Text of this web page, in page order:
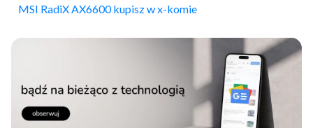
MSI RadiX AX6600 kupisz w x-komie